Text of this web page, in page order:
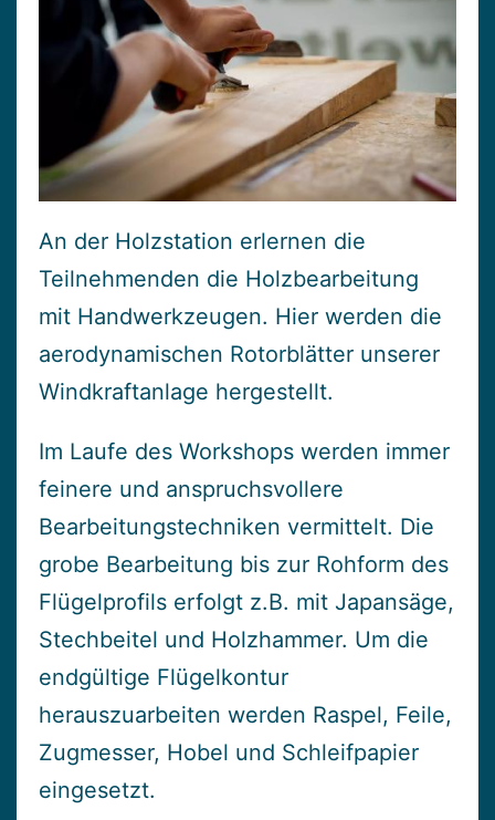
An der Holzstation erlernen die
Teilnehmenden die Holzbearbeitung
mit Handwerkzeugen. Hier werden die
aerodynamischen Rotorblätter unserer
Windkraftanlage hergestellt.
Im Laufe des Workshops werden immer
feinere und anspruchsvollere
Bearbeitungstechniken vermittelt. Die
grobe Bearbeitung bis zur Rohform des
Flügelprofils erfolgt z.B. mit Japansäge,
Stechbeitel und Holzhammer. Um die
endgültige Flügelkontur
herauszuarbeiten werden Raspel, Feile,
Zugmesser, Hobel und Schleifpapier
eingesetzt.